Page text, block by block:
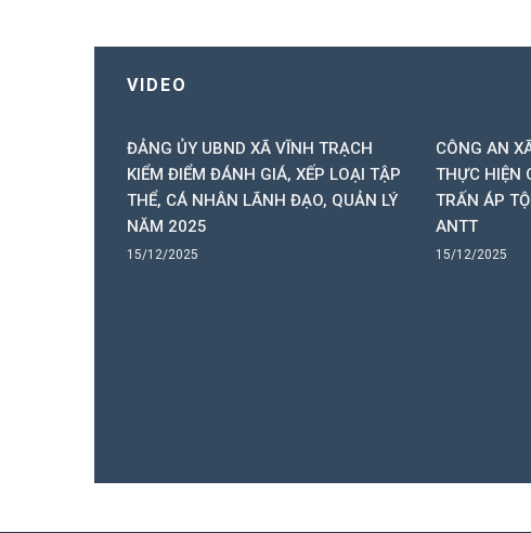
VIDEO
ĐẢNG ỦY UBND XÃ VĨNH TRẠCH
KIỂM ĐIỂM ĐÁNH GIÁ, XẾP LOẠI TẬP
THỂ, CÁ NHÂN LÃNH ĐẠO, QUẢN LÝ
NĂM 2025
15/12/2025
CÔNG AN
THỰC HIỆN
TRẤN ÁP
ANTT
15/12/2025